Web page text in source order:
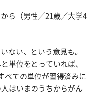
ら（男性／21歳／大学4
ない、という意見も。
単位をとっていれば、
べての単位が習得済みに
はいまのうちからがん